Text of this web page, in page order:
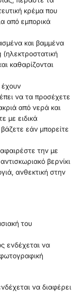
κρέμα που
από εμπορικά
και βαμμένα
καθαρίζονται
να τα προσέχετε
από νερά και
με ειδικά
εάν μπορείτε
την με
βερνίκι
ανθεκτική στην
του
ενδέχεται να
να διαφέρει